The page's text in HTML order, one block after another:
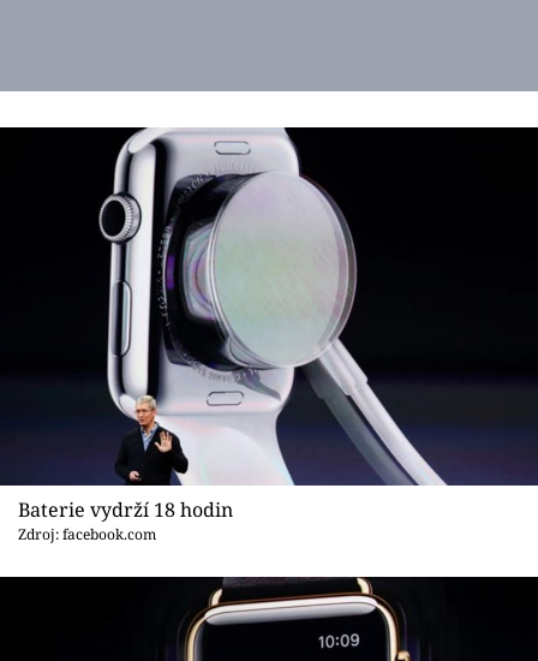
Baterie vydrží 18 hodin
Zdroj: facebook.com